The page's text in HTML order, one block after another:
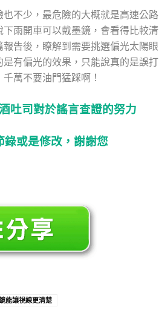
不少，最危險的大概就是高速公路
雨開車可以戴墨鏡，會看得比較清
告後，瞭解到需要挑選偏光太陽眼
有偏光的效果，只能說真的是誤打
萬不要油門猛踩啊！
吐司對於謠言查證的努力
錄或是修改，謝謝您
能讓視線更清楚